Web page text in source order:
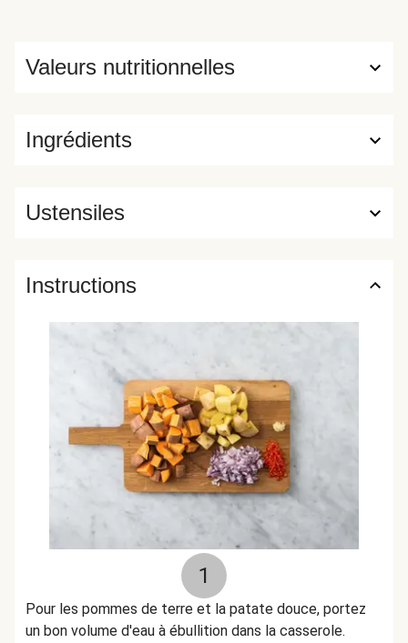
Ingrédients
Valeurs nutritionnelles
Ustensiles
Instructions
1
Pour les pommes de terre et la patate douce, portez
un bon volume d'eau à ébullition dans la casserole.